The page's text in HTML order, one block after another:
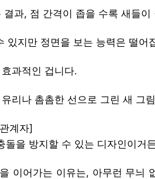
과, 점 간격이 좁을 수록 새들이
있지만 정면을 보는 능력은 떨어
과적인 겁니다.
리나 촘촘한 선으로 그린 새 그
계자]
돌을 방지할 수 있는 디자인이거
이어가는 이유는, 아무런 무늬